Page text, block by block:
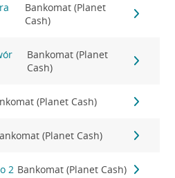
Bankomat (Planet
Cash)
Bankomat (Planet
Cash)
(Planet Cash)
(Planet Cash)
2 Bankomat (Planet Cash)